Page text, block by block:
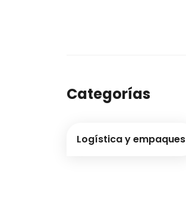
Categorías
Logística y empaques